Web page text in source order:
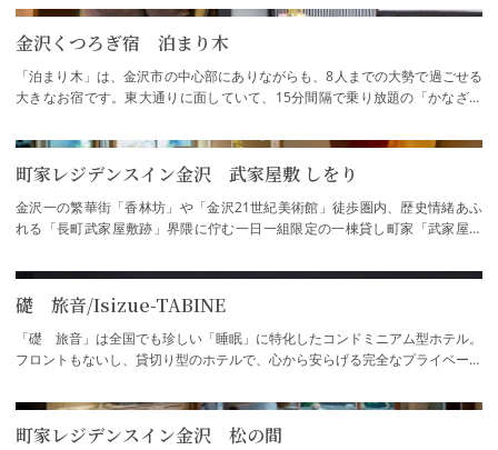
金沢くつろぎ宿 泊まり木
「泊まり木」は、金沢市の中心部にありながらも、8人までの大勢で過ごせる
大きなお宿です。東大通りに面していて、15分間隔で乗り放題の「かなざわ
町家レジデンスイン金沢 武家屋敷 しをり
金沢一の繁華街「香林坊」や「金沢21世紀美術館」徒歩圏内、歴史情緒あふ
れる「長町武家屋敷跡」界隈に佇む一日一組限定の一棟貸し町家「武家屋敷
礎 旅音/Isizue-TABINE
「礎 旅音」は全国でも珍しい「睡眠」に特化したコンドミニアム型ホテル。
フロントもないし、貸切り型のホテルで、心から安らげる完全なプライベート
町家レジデンスイン金沢 松の間